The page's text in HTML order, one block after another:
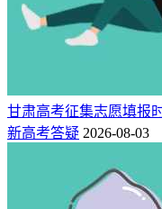
甘肃高考征集志愿填报
新高考答疑 2026-08-03